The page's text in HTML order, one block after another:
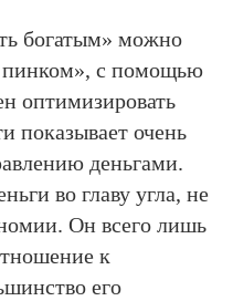
богатым» можно
пинком», с помощью
оптимизировать
показывает очень
деньгами.
во главу угла, не
Он всего лишь
к
его